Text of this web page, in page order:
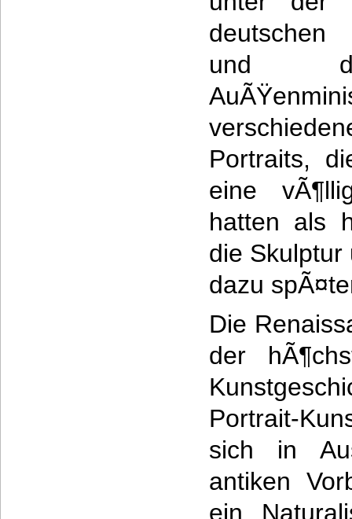
deutschen
und
Portraits,
eine
hatten als
die Skulptur
dazu
Die
der
Portrait-
sich in
antiken
ein